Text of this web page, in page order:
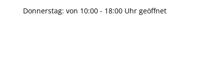
Donnerstag: von 10:00 - 18:00 Uhr geöffnet